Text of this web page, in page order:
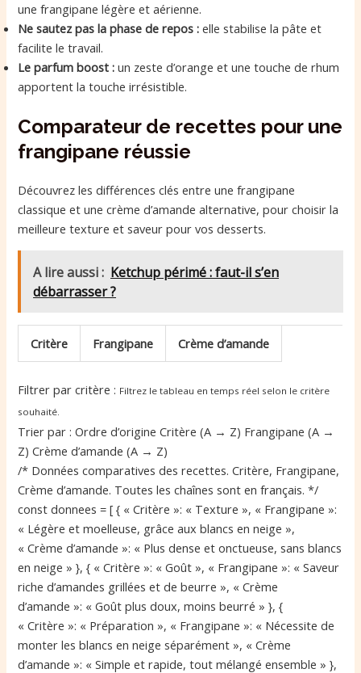
une frangipane légère et aérienne.
Ne sautez pas la phase de repos : elle stabilise la pâte et
facilite le travail.
Le parfum boost : un zeste d’orange et une touche de rhum
apportent la touche irrésistible.
Comparateur de recettes pour une
frangipane réussie
Découvrez les différences clés entre une frangipane
classique et une crème d’amande alternative, pour choisir la
meilleure texture et saveur pour vos desserts.
A lire aussi : Ketchup périmé : faut-il s’en
débarrasser ?
l
e
a
u
c
o
m
p
a
r
a
t
i
f
d
Critère Frangipane Crème d’amande
Filtrer par critère : Filtrez le tableau en temps réel selon le critère
souhaité.
Trier par : Ordre d’origine Critère (A → Z) Frangipane (A →
Z) Crème d’amande (A → Z)
/* Données comparatives des recettes. Critère, Frangipane,
Crème d’amande. Toutes les chaînes sont en français. */
const donnees = [ { « Critère »: « Texture », « Frangipane »:
« Légère et moelleuse, grâce aux blancs en neige »,
« Crème d’amande »: « Plus dense et onctueuse, sans blancs
en neige » }, { « Critère »: « Goût », « Frangipane »: « Saveur
riche d’amandes grillées et de beurre », « Crème
d’amande »: « Goût plus doux, moins beurré » }, {
« Critère »: « Préparation », « Frangipane »: « Nécessite de
monter les blancs en neige séparément », « Crème
d’amande »: « Simple et rapide, tout mélangé ensemble » },